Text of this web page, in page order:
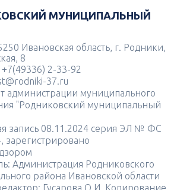
МУНИЦИПАЛЬНЫЙ
Ивановская область, г. Родники,
8
2-33-92
37.ru
администрации муниципального
"Родниковский муниципальный
запись 08.11.2024 серия ЭЛ № ФС
зарегистрировано
Администрация Родниковского
района Ивановской области
Гусарова О.И. Копирование